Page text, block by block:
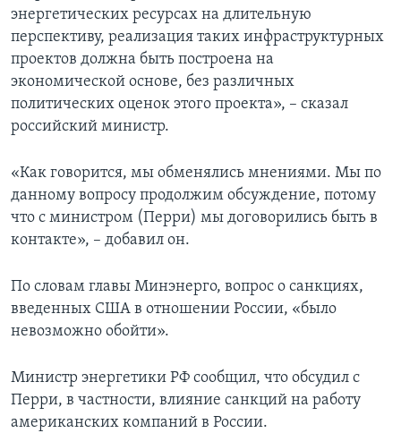
энергетических ресурсах на длительную
перспективу, реализация таких инфраструктурных
проектов должна быть построена на
экономической основе, без различных
политических оценок этого проекта», – сказал
российский министр.
«Как говорится, мы обменялись мнениями. Мы по
данному вопросу продолжим обсуждение, потому
что с министром (Перри) мы договорились быть в
контакте», – добавил он.
По словам главы Минэнерго, вопрос о санкциях,
введенных США в отношении России, «было
невозможно обойти».
Министр энергетики РФ сообщил, что обсудил с
Перри, в частности, влияние санкций на работу
американских компаний в России.